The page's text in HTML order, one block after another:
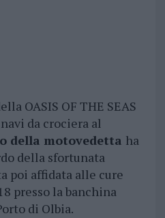
OASIS OF THE SEAS
da crociera al
della motovedetta ha
della sfortunata
poi affidata alle cure
presso la banchina
di Olbia.